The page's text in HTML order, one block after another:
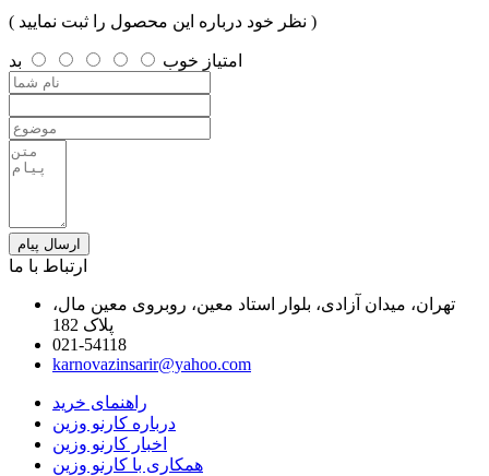
( نظر خود درباره این محصول را ثبت نمایید )
امتیاز خوب بد
ارسال پیام
ارتباط با ما
تهران، میدان آزادی، بلوار استاد معین، روبروی معین مال،
پلاک 182
021-54118
karnovazinsarir@yahoo.com
راهنمای خرید
درباره کارنو وزین
اخبار کارنو وزین
همکاری با کارنو وزین